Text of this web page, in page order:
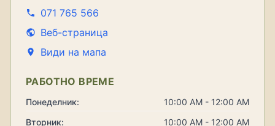
071 765 566
Веб-страница
Види на мапа
РАБОТНО ВРЕМЕ
Понеделник:
10:00 AM - 12:00 AM
Вторник:
10:00 AM - 12:00 AM